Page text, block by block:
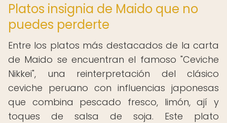
Platos insignia de Maido que no
puedes perderte
Entre los platos más destacados de la carta
de Maido se encuentran el famoso "Ceviche
Nikkei", una reinterpretación del clásico
ceviche peruano con influencias japonesas
que combina pescado fresco, limón, ají y
toques de salsa de soja. Este plato